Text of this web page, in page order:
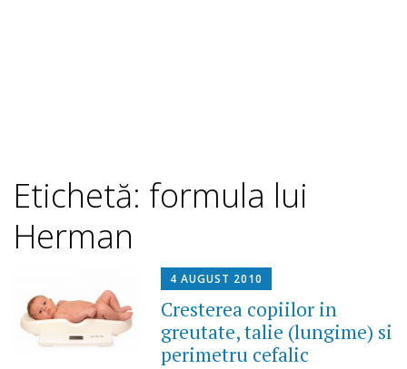
Etichetă: formula lui
Herman
4 AUGUST 2010
Cresterea copiilor in
greutate, talie (lungime) si
perimetru cefalic